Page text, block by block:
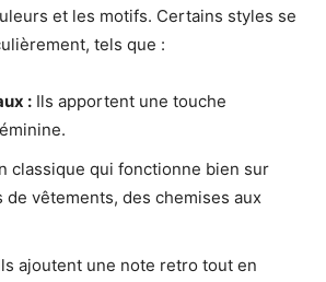
et les motifs. Certains styles se
tels que :
: Ils apportent une touche
classique qui fonctionne bien sur
vêtements, des chemises aux
ajoutent une note retro tout en